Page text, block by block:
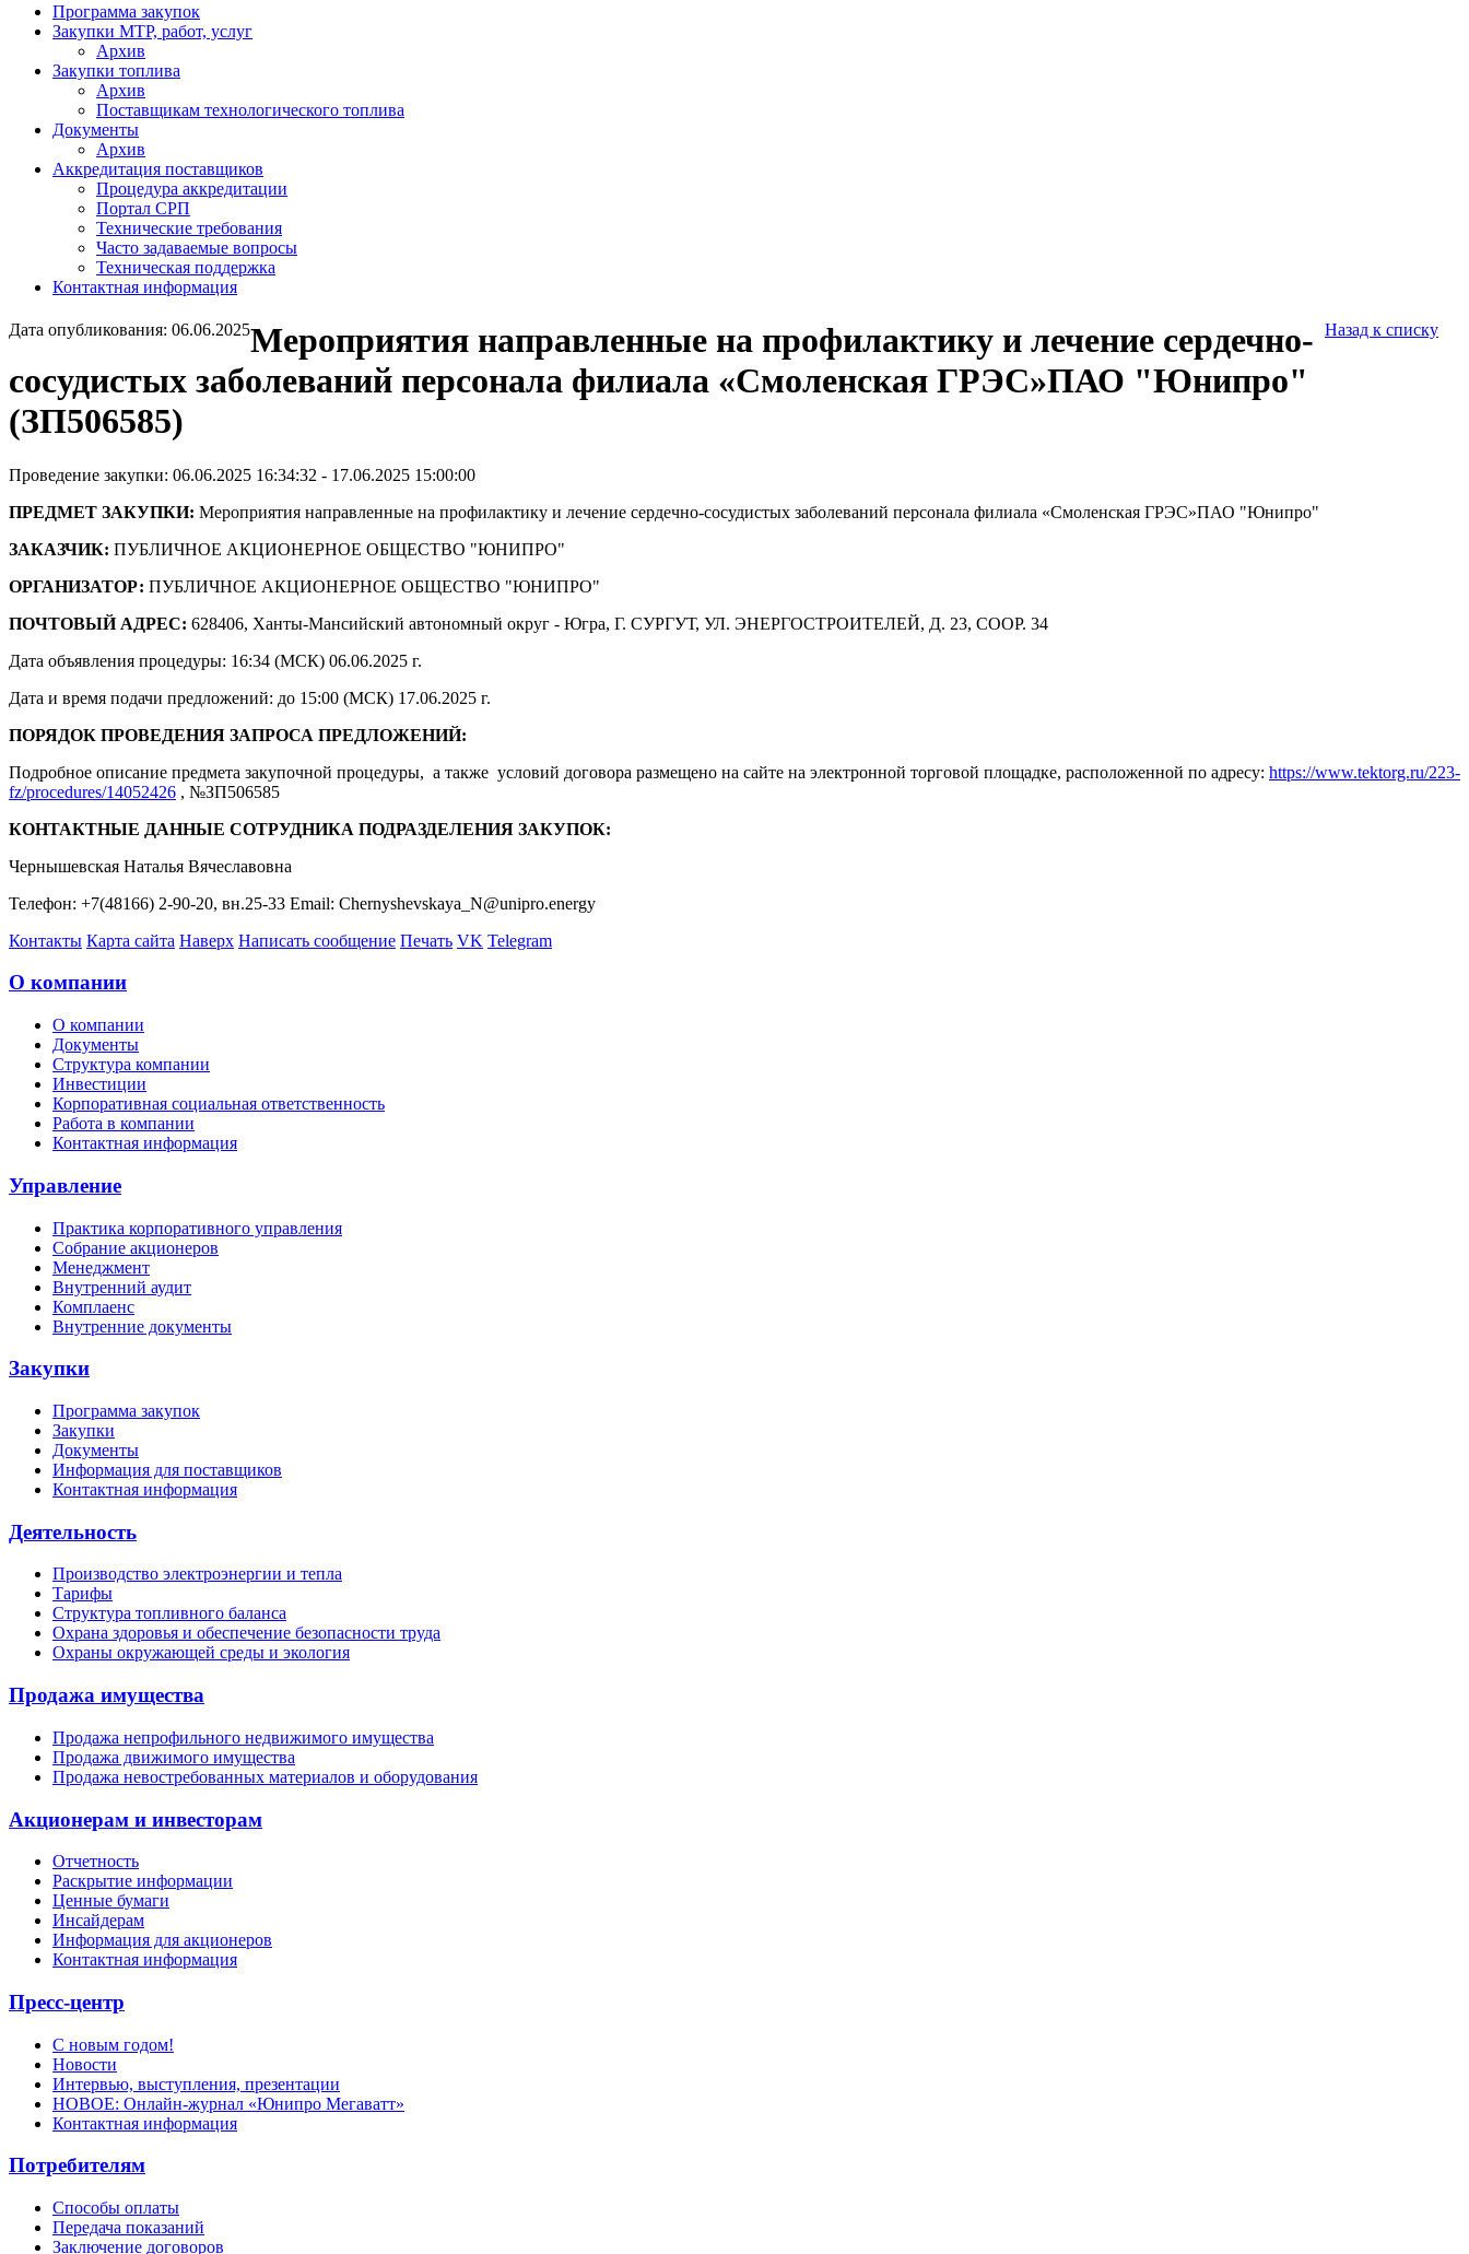
Программа закупок
Закупки МТР, работ, услуг
Архив
Закупки топлива
Архив
Поставщикам технологического топлива
Документы
Архив
Аккредитация поставщиков
Процедура аккредитации
Портал СРП
Технические требования
Часто задаваемые вопросы
Техническая поддержка
Контактная информация
Дата опубликования: 06.06.2025 Назад к списку
Мероприятия направленные на профилактику и лечение сердечно-
сосудистых заболеваний персонала филиала «Смоленская ГРЭС»ПАО "Юнипро"
(ЗП506585)
Проведение закупки: 06.06.2025 16:34:32 - 17.06.2025 15:00:00
ПРЕДМЕТ ЗАКУПКИ: Мероприятия направленные на профилактику и лечение сердечно-сосудистых заболеваний персонала филиала «Смоленская ГРЭС»ПАО "Юнипро"
ЗАКАЗЧИК: ПУБЛИЧНОЕ АКЦИОНЕРНОЕ ОБЩЕСТВО "ЮНИПРО"
ОРГАНИЗАТОР: ПУБЛИЧНОЕ АКЦИОНЕРНОЕ ОБЩЕСТВО "ЮНИПРО"
ПОЧТОВЫЙ АДРЕС: 628406, Ханты-Мансийский автономный округ - Югра, Г. СУРГУТ, УЛ. ЭНЕРГОСТРОИТЕЛЕЙ, Д. 23, СООР. 34
Дата объявления процедуры: 16:34 (МСК) 06.06.2025 г.
Дата и время подачи предложений: до 15:00 (МСК) 17.06.2025 г.
ПОРЯДОК ПРОВЕДЕНИЯ ЗАПРОСА ПРЕДЛОЖЕНИЙ:
Подробное описание предмета закупочной процедуры, а также условий договора размещено на сайте на электронной торговой площадке, расположенной по адресу: https://www.tektorg.ru/223-
fz/procedures/14052426 , №ЗП506585
КОНТАКТНЫЕ ДАННЫЕ СОТРУДНИКА ПОДРАЗДЕЛЕНИЯ ЗАКУПОК:
Чернышевская Наталья Вячеславовна
Телефон: +7(48166) 2-90-20, вн.25-33 Email: Chernyshevskaya_N@unipro.energy
Контакты Карта сайта Наверх Написать сообщение Печать VK Telegram
О компании
О компании
Документы
Структура компании
Инвестиции
Корпоративная социальная ответственность
Работа в компании
Контактная информация
Управление
Практика корпоративного управления
Собрание акционеров
Менеджмент
Внутренний аудит
Комплаенс
Внутренние документы
Закупки
Программа закупок
Закупки
Документы
Информация для поставщиков
Контактная информация
Деятельность
Производство электроэнергии и тепла
Тарифы
Структура топливного баланса
Охрана здоровья и обеспечение безопасности труда
Охраны окружающей среды и экология
Продажа имущества
Продажа непрофильного недвижимого имущества
Продажа движимого имущества
Продажа невостребованных материалов и оборудования
Акционерам и инвесторам
Отчетность
Раскрытие информации
Ценные бумаги
Инсайдерам
Информация для акционеров
Контактная информация
Пресс-центр
С новым годом!
Новости
Интервью, выступления, презентации
НОВОЕ: Онлайн-журнал «Юнипро Мегаватт»
Контактная информация
Потребителям
Способы оплаты
Передача показаний
Заключение договоров